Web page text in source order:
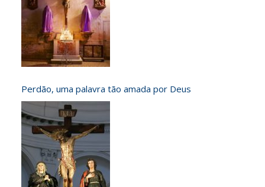
Perdão, uma palavra tão amada por Deus